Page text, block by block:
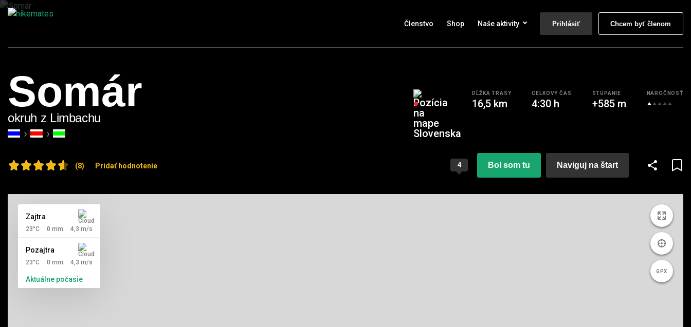
Členstvo Shop Naše aktivity Prihlásiť Chcem byť členom
(8) Pridať hodnotenie 4 Bol som tu Naviguj na štart
Somár
okruh z Limbachu
DĹŽKA TRASY
16,5 km
CELKOVÝ ČAS
4:30 h
STÚPANIE
+585 m
NÁROČNOSŤ
GPX
Zajtra
23°C 0 mm 4,3 m/s
Pozajtra
23°C 0 mm 4,3 m/s
Aktuálne počasie